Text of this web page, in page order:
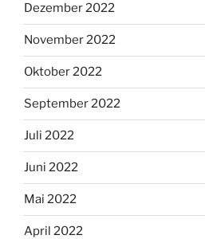
Dezember 2022
November 2022
Oktober 2022
September 2022
Juli 2022
Juni 2022
Mai 2022
April 2022